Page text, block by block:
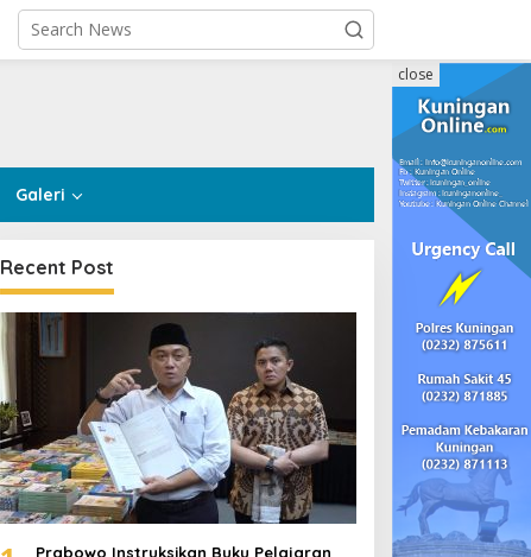
Galeri
close
Recent Post
Prabowo Instruksikan Buku Pelajaran